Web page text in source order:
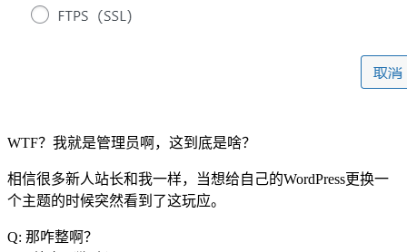
WTF？我就是管理员啊，这到底是啥？
相信很多新人站长和我一样，当想给自己的WordPress更换一
个主题的时候突然看到了这玩应。
Q: 那咋整啊？